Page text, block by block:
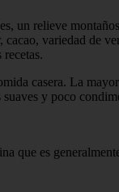
un relieve
variedad de
recetas.
casera. La
y poco
que es